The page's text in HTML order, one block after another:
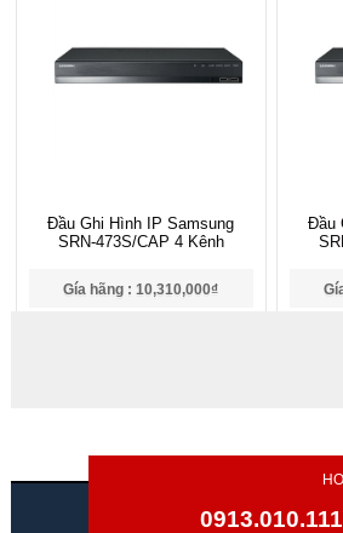
Đầu Ghi Hình IP Samsung
SRN-473S/CAP 4 Kênh
Gía hãng : 10,310,000₫
Đầu
0913.010.111